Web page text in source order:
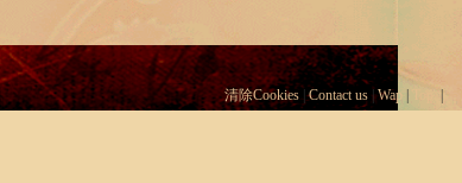
清除Cookies|Contact us|Wap